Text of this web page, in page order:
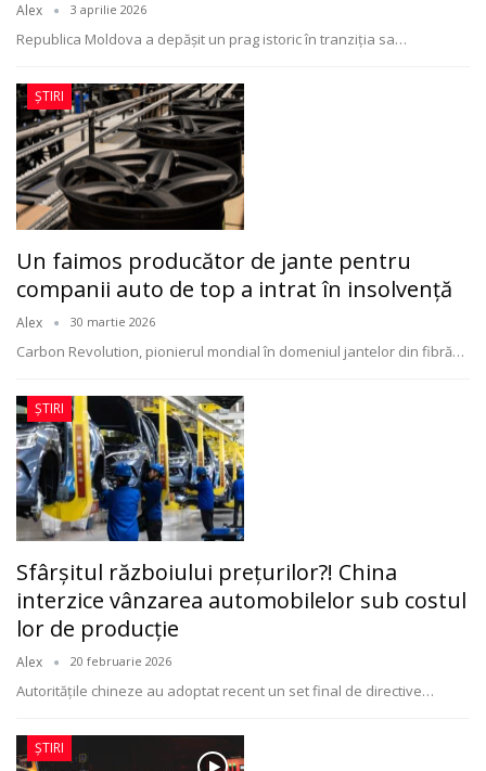
Alex 3 aprilie 2026
Republica Moldova a depășit un prag istoric în tranziția sa…
ȘTIRI
Un faimos producător de jante pentru
companii auto de top a intrat în insolvență
Alex 30 martie 2026
Carbon Revolution, pionierul mondial în domeniul jantelor din fibră…
ȘTIRI
Sfârșitul războiului prețurilor?! China
interzice vânzarea automobilelor sub costul
lor de producție
Alex 20 februarie 2026
Autoritățile chineze au adoptat recent un set final de directive…
ȘTIRI